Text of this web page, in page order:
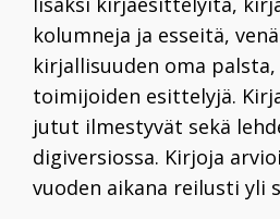
kolumneja ja esseitä,
kirjallisuuden oma
toimijoiden esittelyjä.
jutut ilmestyvät sekä
digiversiossa. Kirjoja
vuoden aikana reilusti yli